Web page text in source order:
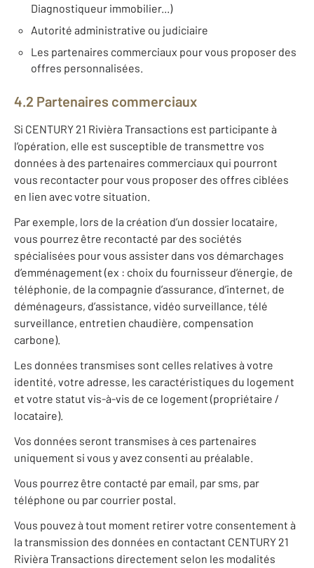
Diagnostiqueur immobilier...)
Autorité administrative ou judiciaire
Les partenaires commerciaux pour vous proposer des
offres personnalisées.
4.2 Partenaires commerciaux
Si CENTURY 21 Rivièra Transactions est participante à
l’opération, elle est susceptible de transmettre vos
données à des partenaires commerciaux qui pourront
vous recontacter pour vous proposer des offres ciblées
en lien avec votre situation.
Par exemple, lors de la création d’un dossier locataire,
vous pourrez être recontacté par des sociétés
spécialisées pour vous assister dans vos démarchages
d’emménagement (ex : choix du fournisseur d’énergie, de
téléphonie, de la compagnie d’assurance, d’internet, de
déménageurs, d’assistance, vidéo surveillance, télé
surveillance, entretien chaudière, compensation
carbone).
Les données transmises sont celles relatives à votre
identité, votre adresse, les caractéristiques du logement
et votre statut vis-à-vis de ce logement (propriétaire /
locataire).
Vos données seront transmises à ces partenaires
uniquement si vous y avez consenti au préalable.
Vous pourrez être contacté par email, par sms, par
téléphone ou par courrier postal.
Vous pouvez à tout moment retirer votre consentement à
la transmission des données en contactant CENTURY 21
Rivièra Transactions directement selon les modalités